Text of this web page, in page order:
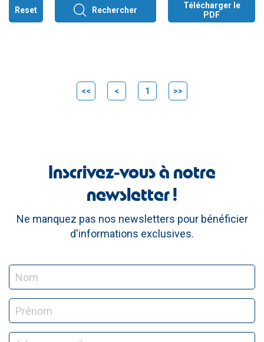
Reset Rechercher
Télécharger le
PDF
<< < 1 >>
Inscrivez-vous à notre
newsletter !
Ne manquez pas nos newsletters pour bénéficier
d'informations exclusives.